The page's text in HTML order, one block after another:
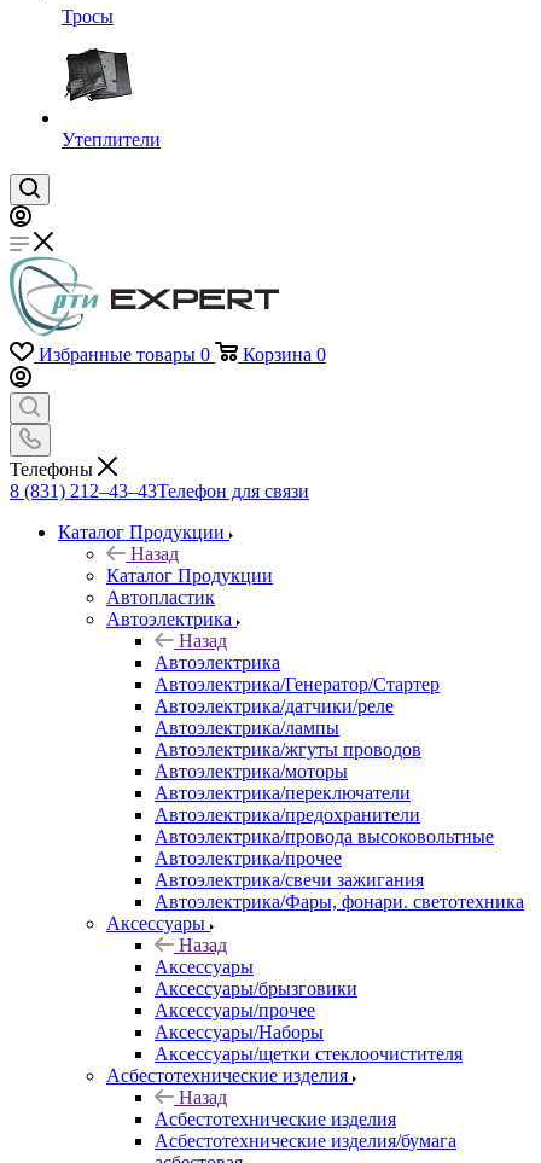
Тросы
Утеплители
Избранные товары 0 Корзина 0
Телефоны
8 (831) 212–43–43Телефон для связи
Каталог Продукции
Назад
Каталог Продукции
Автопластик
Автоэлектрика
Назад
Автоэлектрика
Автоэлектрика/Генератор/Стартер
Автоэлектрика/датчики/реле
Автоэлектрика/лампы
Автоэлектрика/жгуты проводов
Автоэлектрика/моторы
Автоэлектрика/переключатели
Автоэлектрика/предохранители
Автоэлектрика/провода высоковольтные
Автоэлектрика/прочее
Автоэлектрика/свечи зажигания
Автоэлектрика/Фары, фонари. светотехника
Аксессуары
Назад
Аксессуары
Аксессуары/брызговики
Аксессуары/прочее
Аксессуары/Наборы
Аксессуары/щетки стеклоочистителя
Асбестотехнические изделия
Назад
Асбестотехнические изделия
Асбестотехнические изделия/бумага